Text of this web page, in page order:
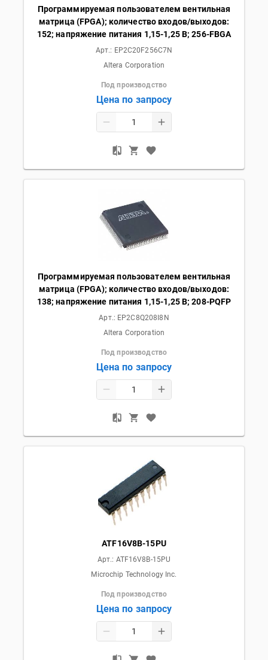
Программируемая пользователем вентильная
матрица (FPGA); количество входов/выходов:
152; напряжение питания 1,15-1,25 В; 256-FBGA
Арт.: EP2C20F256C7N
Altera Corporation
Под производство
Цена по запросу
Программируемая пользователем вентильная
матрица (FPGA); количество входов/выходов:
138; напряжение питания 1,15-1,25 В; 208-PQFP
Арт.: EP2C8Q208I8N
Altera Corporation
Под производство
Цена по запросу
ATF16V8B-15PU
Арт.: ATF16V8B-15PU
Microchip Technology Inc.
Под производство
Цена по запросу